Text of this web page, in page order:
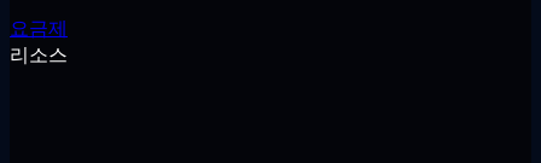
요금제
리소스